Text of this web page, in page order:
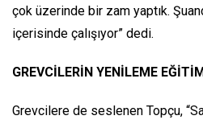
çok üzerinde bir zam yaptık.
içerisinde çalışıyor” dedi.
GREVCİLERİN YENİLEME
Grevcilere de seslenen Topçu,